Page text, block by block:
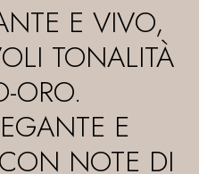
E VIVO,
TONALITÀ
ORO.
E
NOTE DI